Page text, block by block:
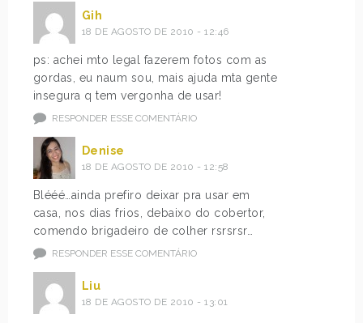
Gih
18 DE AGOSTO DE 2010 - 12:46
ps: achei mto legal fazerem fotos com as
gordas, eu naum sou, mais ajuda mta gente
insegura q tem vergonha de usar!
RESPONDER ESSE COMENTÁRIO
Denise
18 DE AGOSTO DE 2010 - 12:58
Blééé…ainda prefiro deixar pra usar em
casa, nos dias frios, debaixo do cobertor,
comendo brigadeiro de colher rsrsrsr…
RESPONDER ESSE COMENTÁRIO
Liu
18 DE AGOSTO DE 2010 - 13:01